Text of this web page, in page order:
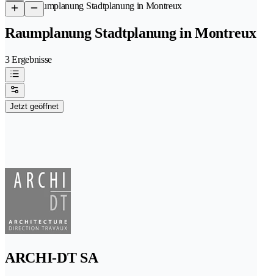
/Raumplanung Stadtplanung in Montreux
Raumplanung Stadtplanung in Montreux
3 Ergebnisse
Jetzt geöffnet
ARCHI-DT SA